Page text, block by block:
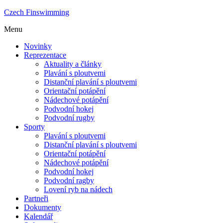
Czech Finswimming
Menu
Novinky
Reprezentace
Aktuality a články
Plavání s ploutvemi
Distanční plavání s ploutvemi
Orientační potápění
Nádechové potápění
Podvodní hokej
Podvodní rugby
Sporty
Plavání s ploutvemi
Distanční plavání s ploutvemi
Orientační potápění
Nádechové potápění
Podvodní hokej
Podvodní ragby
Lovení ryb na nádech
Partneři
Dokumenty
Kalendář